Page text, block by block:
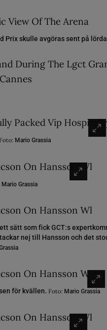
Prix skulle avgöras sent på
Foto: Mario Grassia
Mario Grassia
sätt som fick GCT:s
nej till Hansson och det
för kvällen. Foto: Mario Grassia